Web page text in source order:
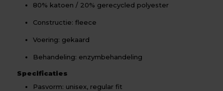
80% katoen / 20% gerecycled polyester
Constructie: fleece
Voering: gekaard
Behandeling: enzymbehandeling
Specificaties
Pasvorm: unisex, regular fit